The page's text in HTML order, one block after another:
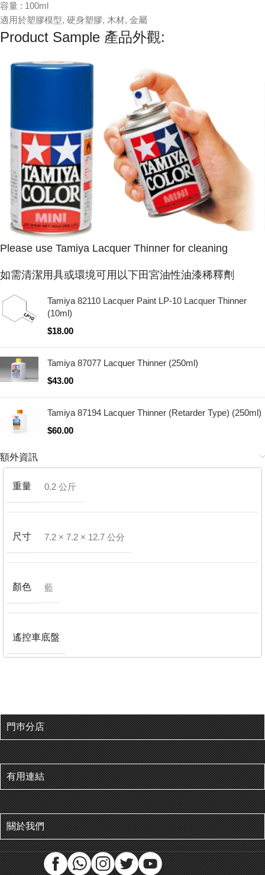
容量 : 100ml
適用於塑膠模型, 硬身塑膠, 木材, 金屬
Product Sample 產品外觀:
Please use Tamiya Lacquer Thinner for cleaning
如需清潔用具或環境可用以下田宮油性油漆稀釋劑
Tamiya 82110 Lacquer Paint LP-10 Lacquer Thinner
(10ml)
$18.00
Tamiya 87077 Lacquer Thinner (250ml)
$43.00
Tamiya 87194 Lacquer Thinner (Retarder Type) (250ml)
$60.00
額外資訊
重量 0.2 公斤
尺寸 7.2 × 7.2 × 12.7 公分
顏色 藍
遙控車底盤
門巿分店
有用連結
關於我們